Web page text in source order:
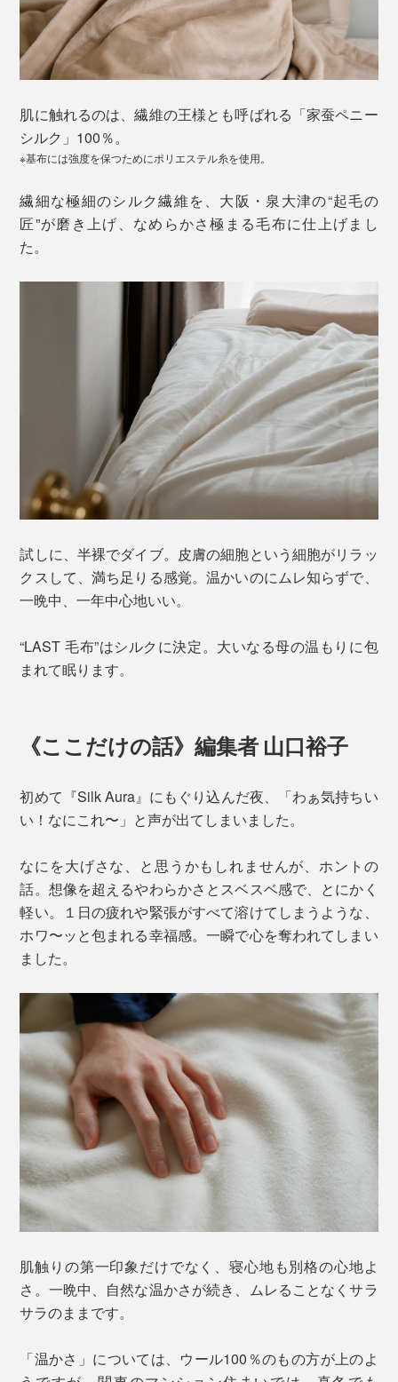
肌に触れるのは、繊維の王様とも呼ばれる「家蚕ペニー
シルク」100％。
※基布には強度を保つためにポリエステル糸を使用。
繊細な極細のシルク繊維を、大阪・泉大津の“起毛の
匠”が磨き上げ、なめらかさ極まる毛布に仕上げまし
た。
試しに、半裸でダイブ。皮膚の細胞という細胞がリラッ
クスして、満ち足りる感覚。温かいのにムレ知らずで、
一晩中、一年中心地いい。
“LAST 毛布”はシルクに決定。大いなる母の温もりに包
まれて眠ります。
《ここだけの話》編集者 山口裕子
初めて『Silk Aura』にもぐり込んだ夜、「わぁ気持ちい
い！なにこれ〜」と声が出てしまいました。
なにを大げさな、と思うかもしれませんが、ホントの
話。想像を超えるやわらかさとスベスベ感で、とにかく
軽い。１日の疲れや緊張がすべて溶けてしまうような、
ホワ〜ッと包まれる幸福感。一瞬で心を奪われてしまい
ました。
肌触りの第一印象だけでなく、寝心地も別格の心地よ
さ。一晩中、自然な温かさが続き、ムレることなくサラ
サラのままです。
「温かさ」については、ウール100％のもの方が上のよ